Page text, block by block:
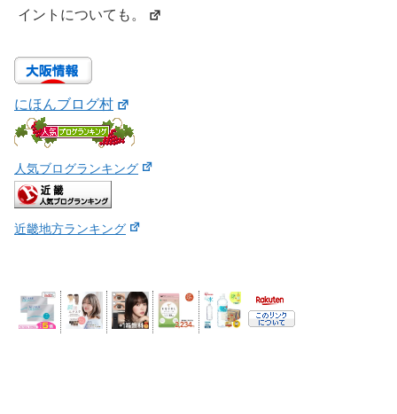
イントについても。
にほんブログ村
人気ブログランキング
近畿地方ランキング